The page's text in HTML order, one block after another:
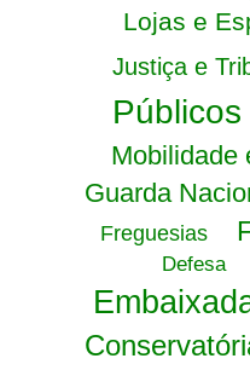
Lojas e
Justiça e
Públicos
Mobilidade
Guarda
Freguesias
Defesa